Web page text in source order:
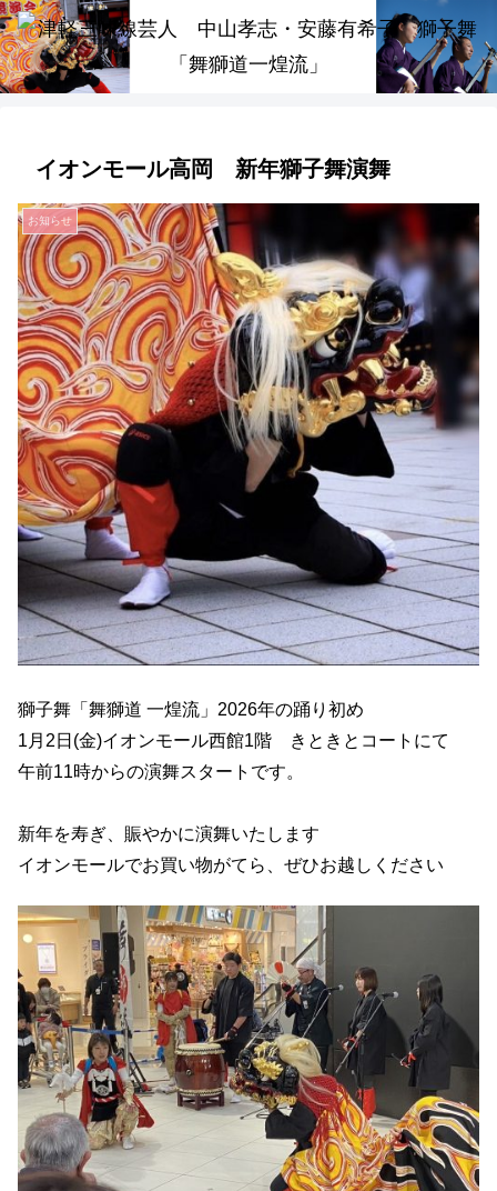
イオンモール高岡 新年獅子舞演舞
お知らせ
獅子舞「舞獅道 一煌流」2026年の踊り初め
1月2日(金)イオンモール西館1階 きときとコートにて
午前11時からの演舞スタートです。
新年を寿ぎ、賑やかに演舞いたします
イオンモールでお買い物がてら、ぜひお越しください